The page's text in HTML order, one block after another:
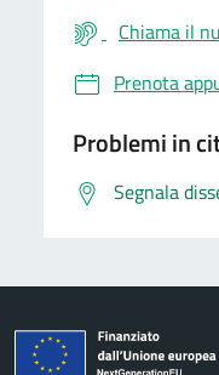
Chiama il
Prenota
Problemi in
Segnala